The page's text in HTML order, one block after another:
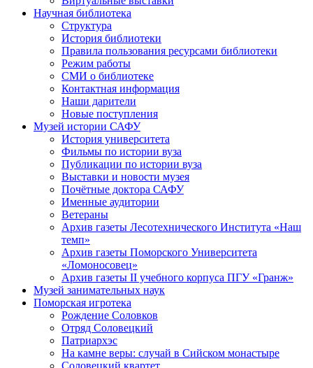
Научная библиотека
Структура
История библиотеки
Правила пользования ресурсами библиотеки
Режим работы
СМИ о библиотеке
Контактная информация
Наши дарители
Новые поступления
Музей истории САФУ
История университета
Фильмы по истории вуза
Публикации по истории вуза
Выставки и новости музея
Почётные доктора САФУ
Именные аудитории
Ветераны
Архив газеты Лесотехнического Института «Наш
темп»
Архив газеты Поморского Университета
«Ломоносовец»
Архив газеты II учебного корпуса ПГУ «Гранж»
Музей занимательных наук
Поморская игротека
Рождение Соловков
Отряд Соловецкий
Патриархэс
На камне веры: случай в Сийском монастыре
Соловецкий квартет